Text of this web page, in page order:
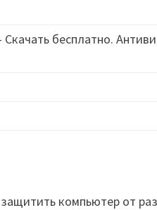
компьютер от